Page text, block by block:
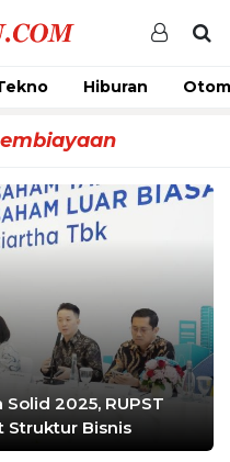
Hiburan
2025, RUPST
Struktur Bisnis